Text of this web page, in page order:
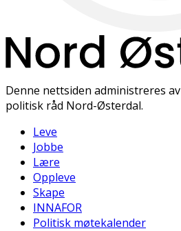
Denne nettsiden administreres
politisk råd Nord-Østerdal.
Leve
Jobbe
Lære
Oppleve
Skape
INNAFOR
Politisk møtekalender